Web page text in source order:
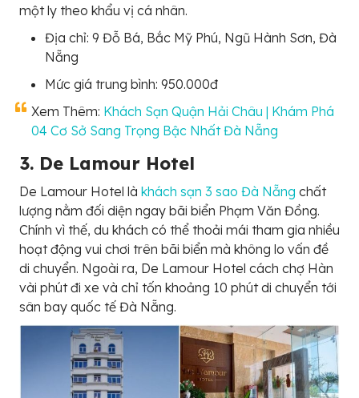
một ly theo khẩu vị cá nhân.
Địa chỉ: 9 Đỗ Bá, Bắc Mỹ Phú, Ngũ Hành Sơn, Đà
Nẵng
Mức giá trung bình: 950.000đ
Xem Thêm: Khách Sạn Quận Hải Châu | Khám Phá
04 Cơ Sở Sang Trọng Bậc Nhất Đà Nẵng
3. De Lamour Hotel
De Lamour Hotel là khách sạn 3 sao Đà Nẵng chất
lượng nằm đối diện ngay bãi biển Phạm Văn Đồng.
Chính vì thế, du khách có thể thoải mái tham gia nhiều
hoạt động vui chơi trên bãi biển mà không lo vấn đề
di chuyển. Ngoài ra, De Lamour Hotel cách chợ Hàn
vài phút đi xe và chỉ tốn khoảng 10 phút di chuyển tới
sân bay quốc tế Đà Nẵng.